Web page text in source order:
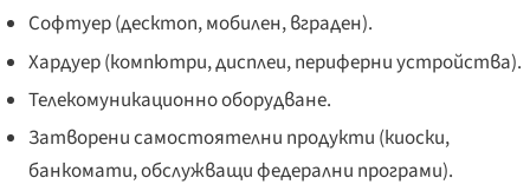
Софтуер (десктоп, мобилен, вграден).
Хардуер (компютри, дисплеи, периферни устройства).
Телекомуникационно оборудване.
Затворени самостоятелни продукти (киоски,
банкомати, обслужващи федерални програми).